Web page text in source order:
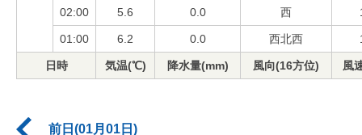
02:00 5.6 0.0 西
01:00 6.2 0.0 西北西
日時 気温(℃) 降水量(mm) 風向(16方位) 風
前日(01月01日)